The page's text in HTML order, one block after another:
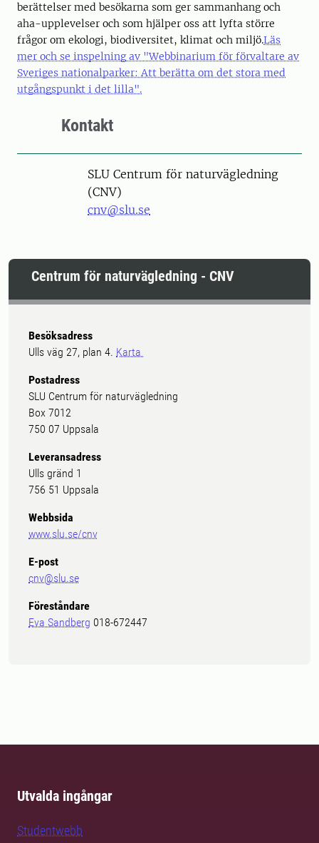
berättelser med besökarna som ger sammanhang och
aha-upplevelser och som hjälper oss att lyfta större
frågor om ekologi, biodiversitet, klimat och miljö.Läs
mer och se inspelning av "Webbinarium för förvaltare av
Sveriges nationalparker: Att berätta om det stora med
utgångspunkt i det lilla".
Kontakt
SLU Centrum för naturvägledning
(CNV)
cnv@slu.se
Centrum för naturvägledning - CNV
Besöksadress
Ulls väg 27, plan 4. Karta
Postadress
SLU Centrum för naturvägledning
Box 7012
750 07 Uppsala
Leveransadress
Ulls gränd 1
756 51 Uppsala
Webbsida
www.slu.se/cnv
E-post
cnv@slu.se
Föreståndare
Eva Sandberg 018-672447
Utvalda ingångar
Studentwebb